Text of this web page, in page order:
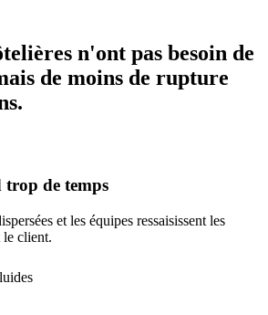
n'ont pas besoin de
de moins de rupture
de temps
et les équipes ressaisissent les
le client.